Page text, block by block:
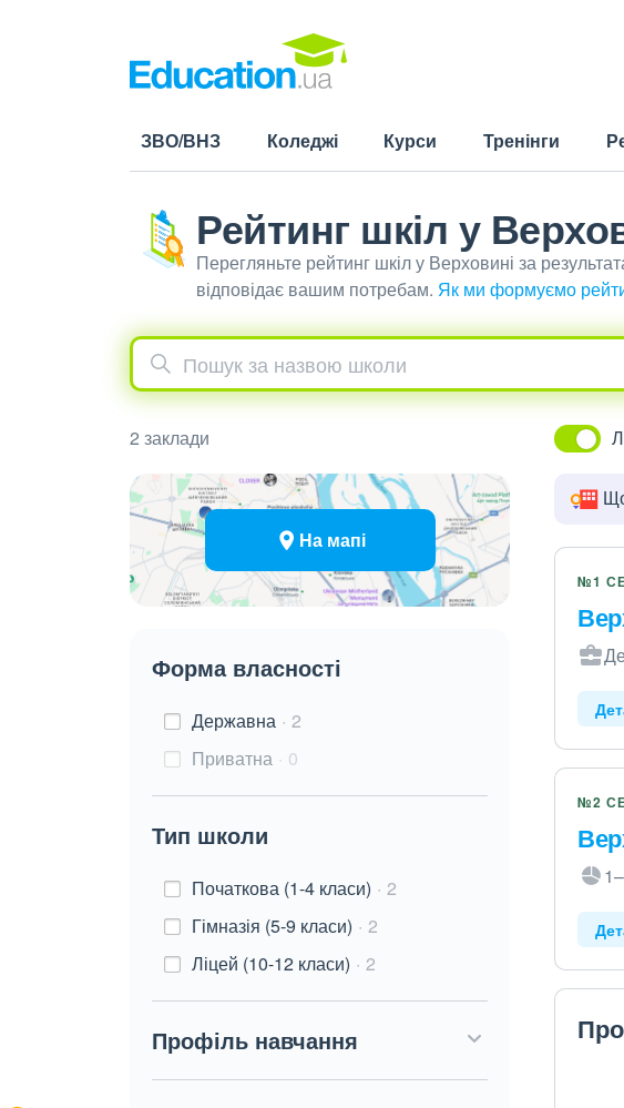
ЗВО/ВНЗ Коледжі Курси Тренінги
Рейтинг шкіл у
Перегляньте рейтинг шкіл у Верховині за
відповідає вашим потребам. Як ми формуємо
2 заклади
На мапі
Форма власності
Державна
2
Приватна
0
Тип школи
Початкова (1-4 класи)
2
Гімназія (5-9 класи)
2
Ліцей (10-12 класи)
2
Профіль навчання
№1
№2